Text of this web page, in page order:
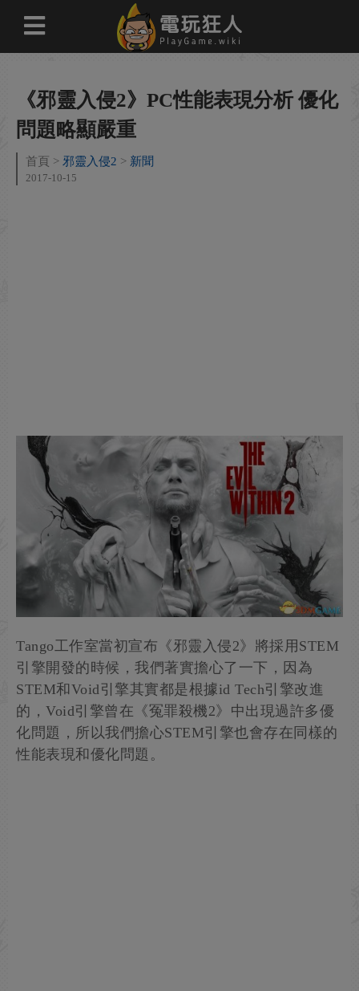
《邪靈入侵2》PC性能表現分析 優化
問題略顯嚴重
首頁 邪靈入侵2 新聞
2017-10-15
Tango工作室當初宣布《邪靈入侵2》將採用STEM
引擎開發的時候，我們著實擔心了一下，因為
STEM和Void引擎其實都是根據id Tech引擎改進
的，Void引擎曾在《冤罪殺機2》中出現過許多優
化問題，所以我們擔心STEM引擎也會存在同樣的
性能表現和優化問題。